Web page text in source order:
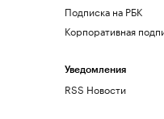
Подписка на РБК
Корпоративная
Уведомления
RSS Новости